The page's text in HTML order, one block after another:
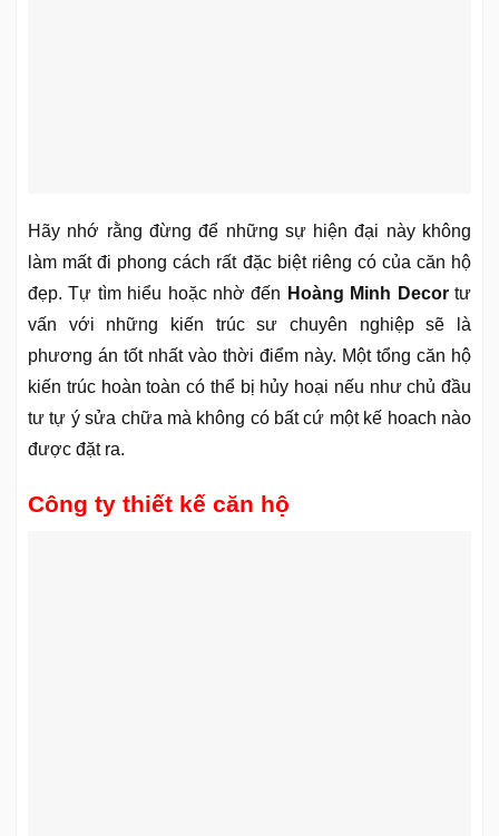
Hãy nhớ rằng đừng để những sự hiện đại này không
làm mất đi phong cách rất đặc biệt riêng có của căn hộ
đẹp. Tự tìm hiểu hoặc nhờ đến Hoàng Minh Decortư
vấn với những kiến trúc sư chuyên nghiệp sẽ là
phương án tốt nhất vào thời điểm này. Một tổng căn hộ
kiến trúc hoàn toàn có thể bị hủy hoại nếu như chủ đầu
tư tự ý sửa chữa mà không có bất cứ một kế hoach nào
được đặt ra.
Công ty thiết kế căn hộ